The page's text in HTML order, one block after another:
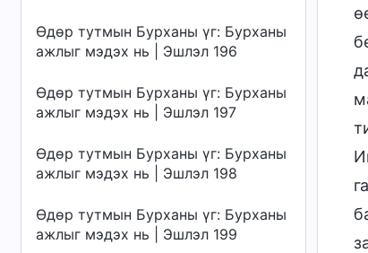
Өдөр тутмын Бурханы үг: Бурханы
ажлыг мэдэх нь | Эшлэл 196
Өдөр тутмын Бурханы үг: Бурханы
ажлыг мэдэх нь | Эшлэл 197
Өдөр тутмын Бурханы үг: Бурханы
ажлыг мэдэх нь | Эшлэл 198
Өдөр тутмын Бурханы үг: Бурханы
ажлыг мэдэх нь | Эшлэл 199